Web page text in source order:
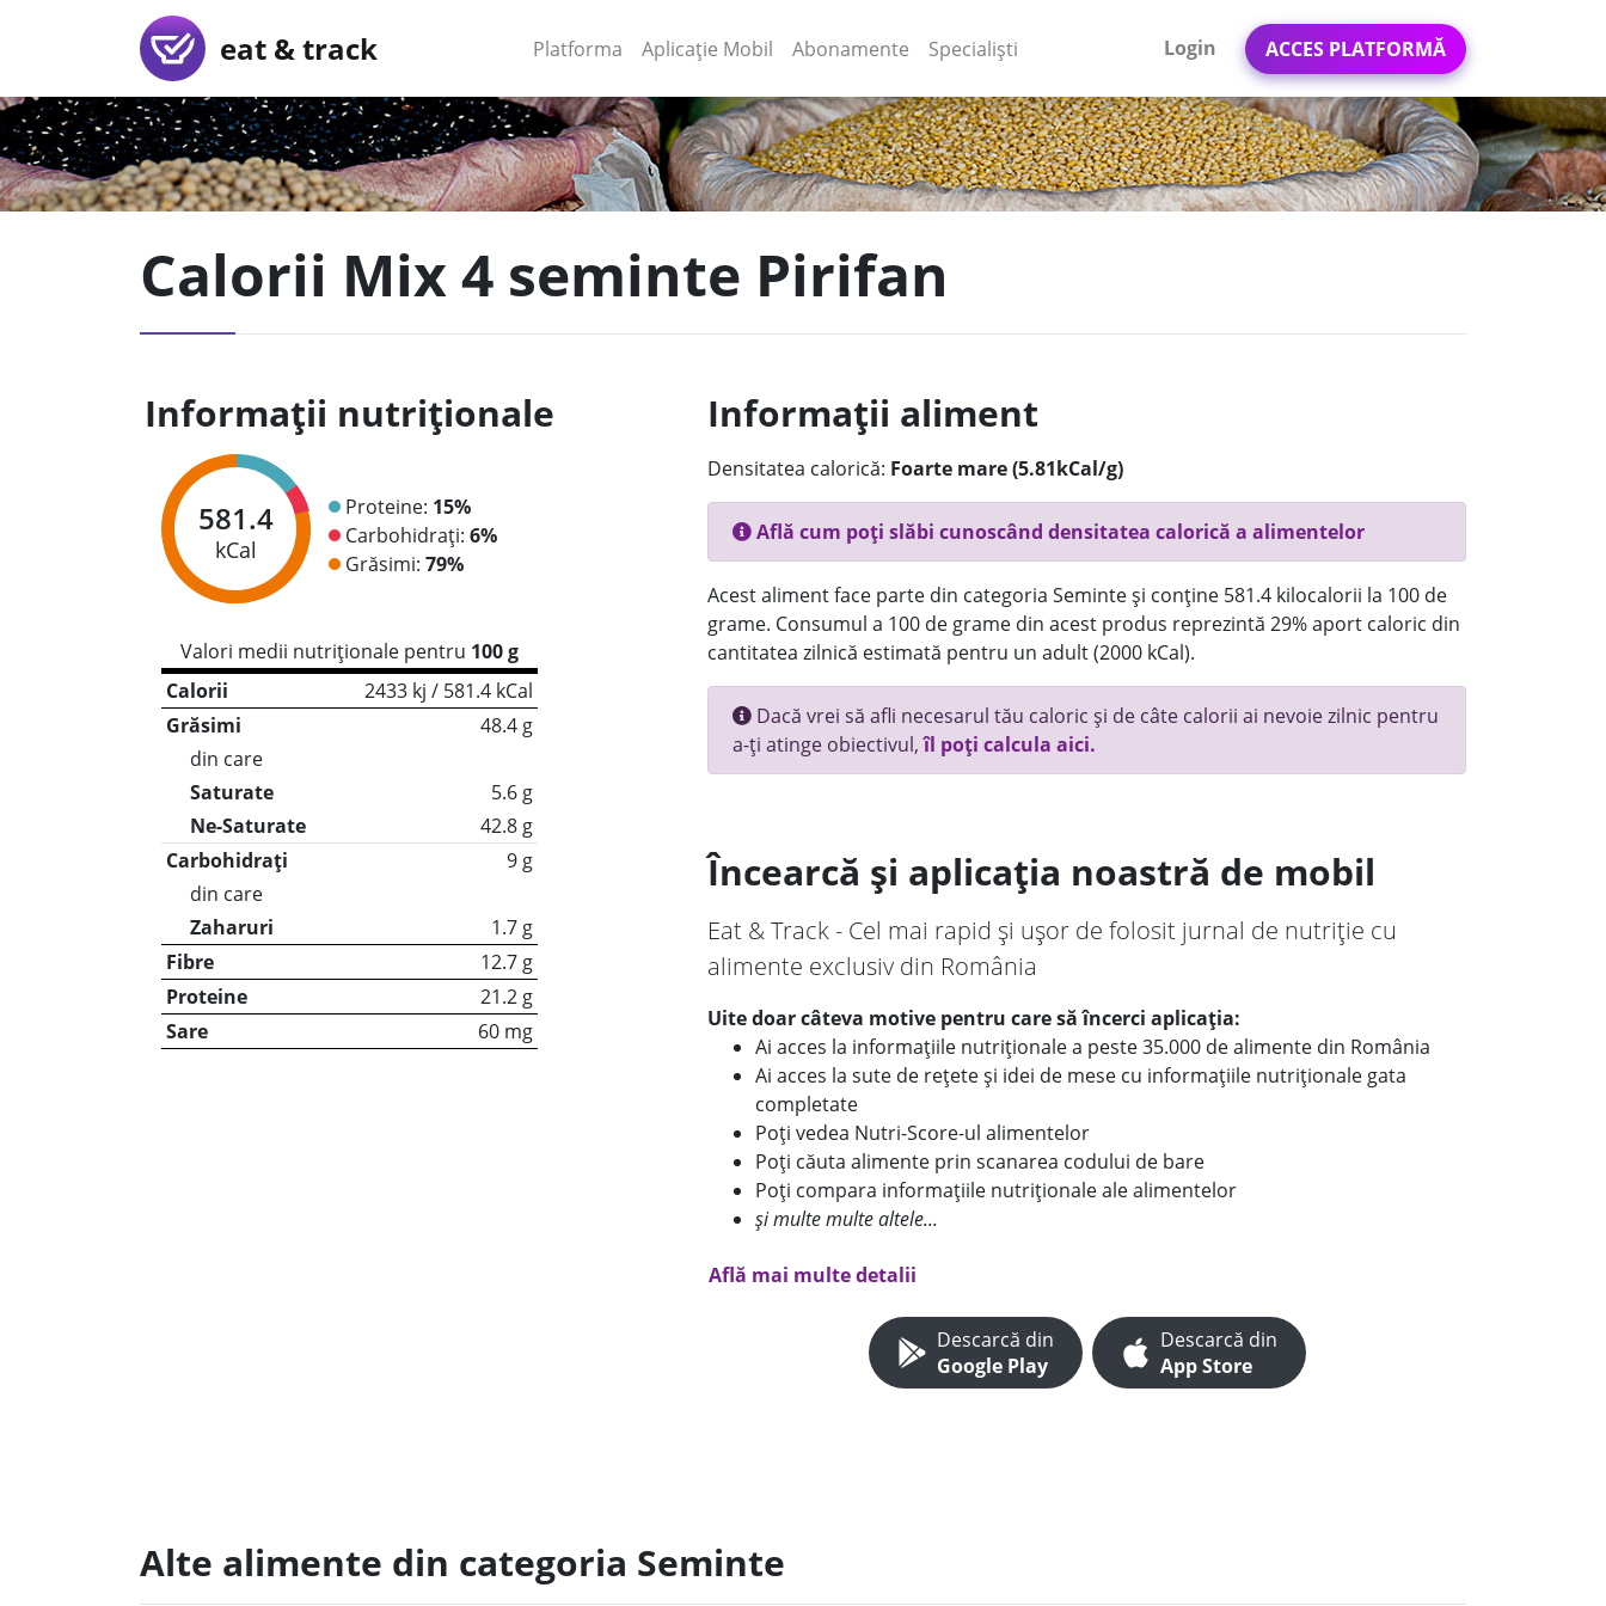
eat & track Platforma (current)
Aplicație Mobil (current)
Abonamente Specialiști Login ACCES PLATFORMĂ
Calorii Mix 4 seminte Pirifan
Informații nutriționale
581.4
kCal
Proteine: 15%
Carbohidrați: 6%
Grăsimi: 79%
Valori medii nutriționale pentru 100 g
Calorii
2433 kj / 581.4 kCal
Grăsimi
48.4 g
din care
Saturate
5.6 g
Ne-Saturate
42.8 g
Carbohidrați
9 g
din care
Zaharuri
1.7 g
Fibre
12.7 g
Proteine
21.2 g
Sare
60 mg
Informații aliment
Densitatea calorică: Foarte mare (5.81kCal/g)
Află cum poți slăbi cunoscând densitatea calorică a alimentelor
Acest aliment face parte din categoria Seminte și conține 581.4 kilocalorii la 100 de
grame. Consumul a 100 de grame din acest produs reprezintă 29% aport caloric din
cantitatea zilnică estimată pentru un adult (2000 kCal).
Dacă vrei să afli necesarul tău caloric și de câte calorii ai nevoie zilnic pentru
a-ți atinge obiectivul,îl poți calcula aici.
Încearcă și aplicația noastră de mobil
Eat & Track - Cel mai rapid și ușor de folosit jurnal de nutriție cu
alimente exclusiv din România
Uite doar câteva motive pentru care să încerci aplicația:
Ai acces la informațiile nutriționale a peste 35.000 de alimente din România
Ai acces la sute de rețete și idei de mese cu informațiile nutriționale gata
completate
Poți vedea Nutri-Score-ul alimentelor
Poți căuta alimente prin scanarea codului de bare
Poți compara informațiile nutriționale ale alimentelor
și multe multe altele...
Află mai multe detalii
Descarcă din
Google Play
Descarcă din
App Store
Alte alimente din categoria Seminte